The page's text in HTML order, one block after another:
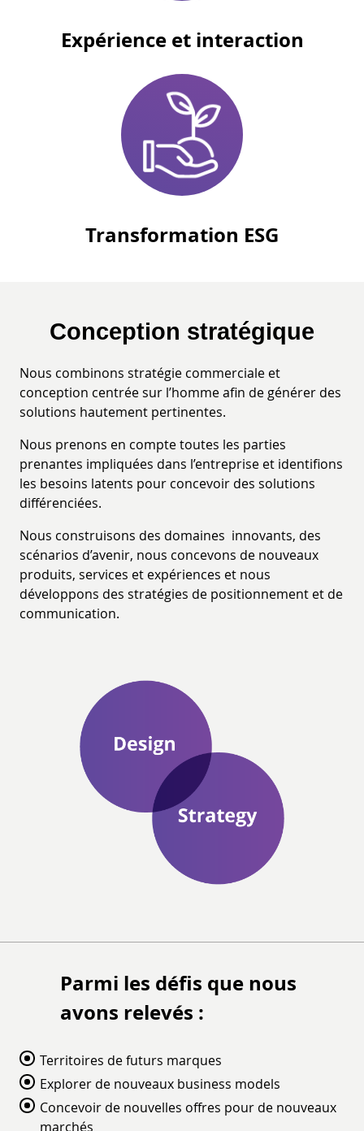
Expérience et interaction
Transformation ESG
Conception stratégique
Nous combinons stratégie commerciale et
conception centrée sur l’homme afin de générer des
solutions hautement pertinentes.
Nous prenons en compte toutes les parties
prenantes impliquées dans l’entreprise et identifions
les besoins latents pour concevoir des solutions
différenciées.
Nous construisons des domaines innovants, des
scénarios d’avenir, nous concevons de nouveaux
produits, services et expériences et nous
développons des stratégies de positionnement et de
communication.
Parmi les défis que nous
avons relevés :
Territoires de futurs marques
Explorer de nouveaux business models
Concevoir de nouvelles offres pour de nouveaux
marchés